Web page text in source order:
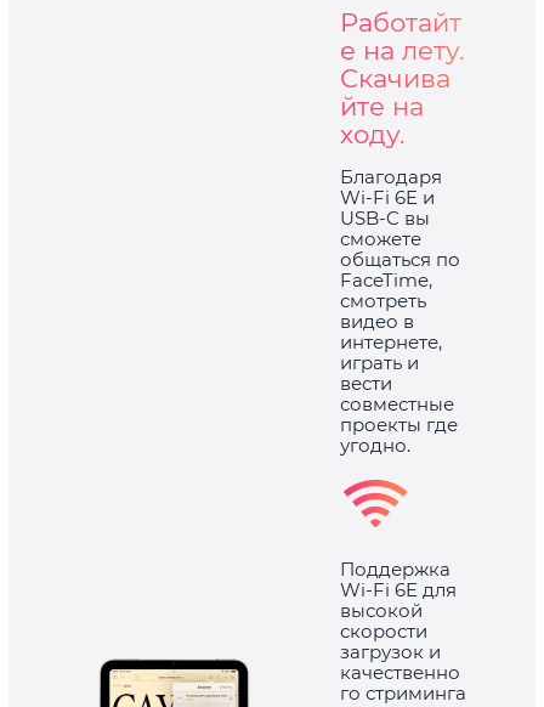
Работайт
е на лету.
Скачива
йте на
ходу.
Благодаря
Wi-Fi 6E и
USB-C вы
сможете
общаться по
FaceTime,
смотреть
видео в
интернете,
играть и
вести
совместные
проекты где
угодно.
Поддержка
Wi-Fi 6E для
высокой
скорости
загрузок и
качественно
го стриминга